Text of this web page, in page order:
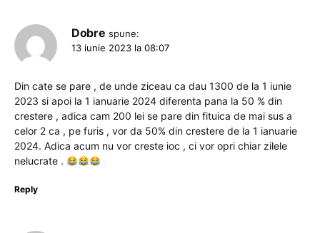
Dobre spune:
13 iunie 2023 la 08:07
Din cate se pare , de unde ziceau ca dau 1300 de la 1 iunie
2023 si apoi la 1 ianuarie 2024 diferenta pana la 50 % din
crestere , adica cam 200 lei se pare din fituica de mai sus a
celor 2 ca , pe furis , vor da 50% din crestere de la 1 ianuarie
2024. Adica acum nu vor creste ioc , ci vor opri chiar zilele
nelucrate .
Reply